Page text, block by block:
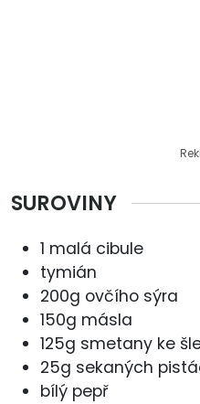
SUROVINY
1 malá cibule
tymián
200g ovčího sýra
150g másla
125g smetany ke
25g sekaných
bílý pepř